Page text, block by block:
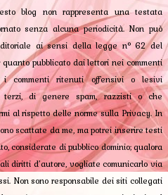
blog non rappresenta una testata
senza alcuna periodicità. Non può
ai sensi della legge n° 62 del
quanto pubblicato dai lettori nei commenti
commenti ritenuti offensivi o lesivi
terzi, di genere spam, razzisti o che
al rispetto delle norme sulla Privacy. In
scattate da me, ma potrei inserire testi
considerate di pubblico dominio; qualora
diritti d’autore, vogliate comunicarlo via
Non sono responsabile dei siti collegati